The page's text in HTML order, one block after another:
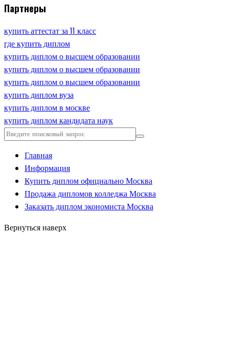
Партнеры
купить аттестат за 11 класс
где купить диплом
купить диплом о высшем образовании
купить диплом о высшем образовании
купить диплом о высшем образовании
купить диплом вуза
купить диплом в москве
купить диплом кандидата наук
Главная
Информация
Купить диплом официально Москва
Продажа дипломов колледжа Москва
Заказать диплом экономиста Москва
Вернуться наверх